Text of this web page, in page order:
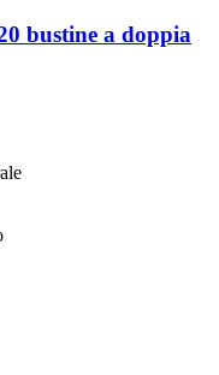
bustine a doppia